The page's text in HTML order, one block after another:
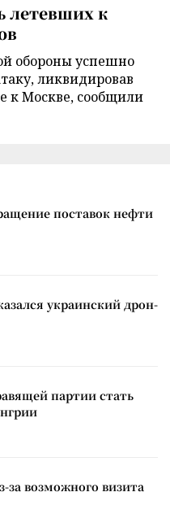
летевших к
обороны успешно
ликвидировав
к Москве, сообщили
поставок нефти
украинский дрон-
партии стать
возможного визита